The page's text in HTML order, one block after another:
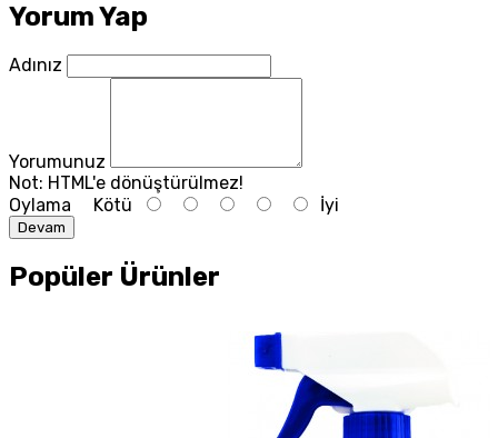
Yorum Yap
Adınız
Yorumunuz
Not: HTML'e dönüştürülmez!
Oylama Kötü İyi
Devam
Popüler Ürünler